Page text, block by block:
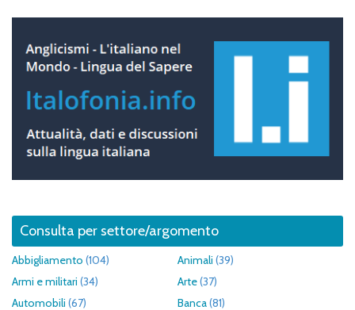
Consulta per settore/argomento
Abbigliamento (104) Animali (39)
Armi e militari (34) Arte(37)
Automobili (67) Banca(81)